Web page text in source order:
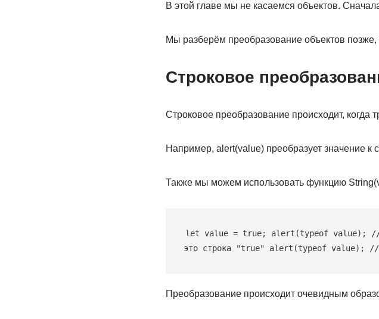
В этой главе мы не касаемся объектов.
Мы разберём преобразование объектов
Строковое
Строковое преобразование происходит, когда
Например, alert(value) преобразует значение к
Также мы можем использовать функцию
let value = true; alert(typeof value); //
это строка "true" alert(typeof value);
Преобразование происходит очевидным